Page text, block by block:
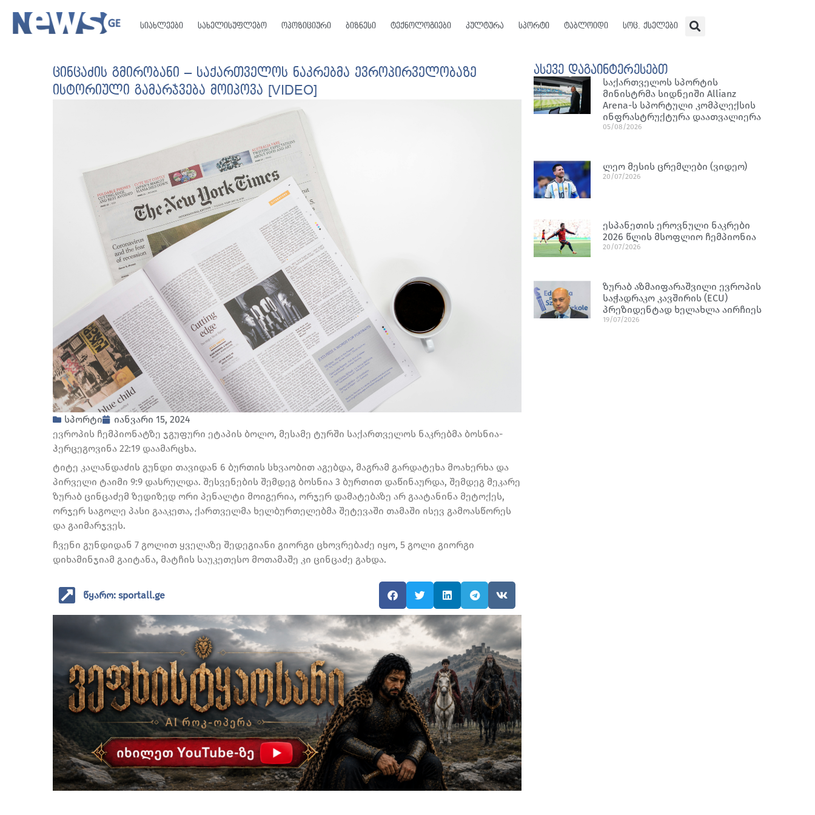
სიახლეები სახელისუფლებო ოპოზიციური ბიზნესი ტექნოლოგიები კულტურა სპორტი ტაბლოიდი სოც. ქსელები
ცინცაძის გმირობანი – საქართველოს ნაკრებმა ევროპირველობაზე
ისტორიული გამარჯვება მოიპოვა [VIDEO]
სპორტი
იანვარი 15, 2024
ევროპის ჩემპიონატზე ჯგუფური ეტაპის ბოლო, მესამე ტურში საქართველოს ნაკრებმა ბოსნია-
ჰერცეგოვინა 22:19 დაამარცხა.
ტიტე კალანდაძის გუნდი თავიდან 6 ბურთის სხვაობით აგებდა, მაგრამ გარდატეხა მოახერხა და
პირველი ტაიმი 9:9 დასრულდა. შესვენების შემდეგ ბოსნია 3 ბურთით დაწინაურდა, შემდეგ მეკარე
ზურაბ ცინცაძემ ზედიზედ ორი პენალტი მოიგერია, ორჯერ დამატებაზე არ გაატანინა მეტოქეს,
ორჯერ საგოლე პასი გააკეთა, ქართველმა ხელბურთელებმა შეტევაში თამაში ისევ გამოასწორეს
და გაიმარჯვეს.
ჩვენი გუნდიდან 7 გოლით ყველაზე შედეგიანი გიორგი ცხოვრებაძე იყო, 5 გოლი გიორგი
დიხამინჯიამ გაიტანა, მატჩის საუკეთესო მოთამაშე კი ცინცაძე გახდა.
წყარო: sportall.ge
ასევე დაგაინტერესებთ
საქართველოს სპორტის
მინისტრმა სიდნეიში Allianz
Arena-ს სპორტული კომპლექსის
ინფრასტრუქტურა დაათვალიერა
05/08/2026
ლეო მესის ცრემლები (ვიდეო)
20/07/2026
ესპანეთის ეროვნული ნაკრები
2026 წლის მსოფლიო ჩემპიონია
20/07/2026
ზურაბ აზმაიფარაშვილი ევროპის
საჭადრაკო კავშირის (ECU)
პრეზიდენტად ხელახლა აირჩიეს
19/07/2026